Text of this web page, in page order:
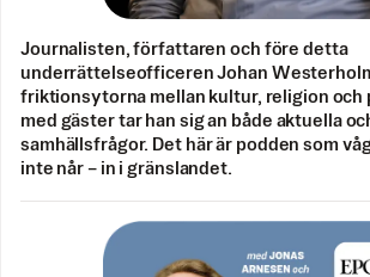
Journalisten, författaren och före detta
underrättelseofficeren Johan
friktionsytorna mellan kultur, religion och
med gäster tar han sig an både aktuella
samhällsfrågor. Det här är podden som
inte når – in i gränslandet.